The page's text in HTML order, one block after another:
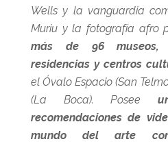
Wells y la vanguardia
Muriu y la fotografía afro
más de 96 museos,
residencias y centros
el Óvalo Espacio (San
(La Boca). Posee
recomendaciones de
mundo del arte